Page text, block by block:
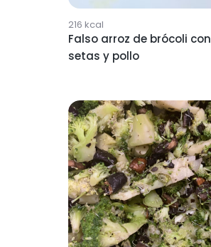
216 kcal
Falso arroz de brócoli con
setas y pollo